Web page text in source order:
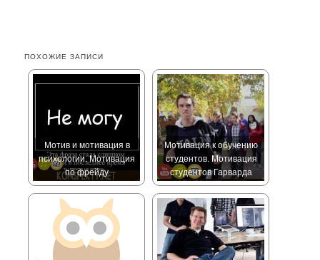
ПОХОЖИЕ ЗАПИСИ
Мотив и мотивация в
психологии. Мотивация
по фрейду
Мотивация к обучению
студентов. Мотивация
студентов Гарварда